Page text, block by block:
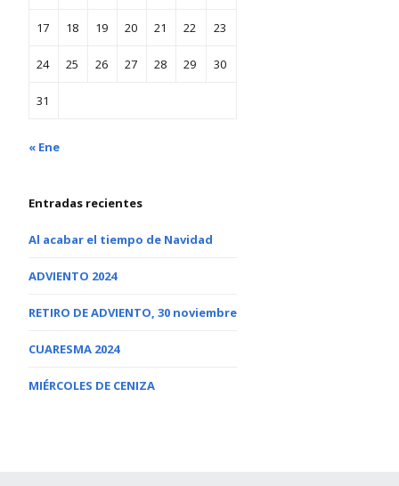
17 18 19 20 21 22 23
24 25 26 27 28 29 30
31
« Ene
Entradas recientes
Al acabar el tiempo de Navidad
ADVIENTO 2024
RETIRO DE ADVIENTO, 30 noviembre
CUARESMA 2024
MIÉRCOLES DE CENIZA